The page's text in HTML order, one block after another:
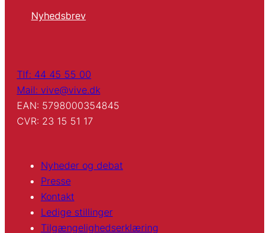
Nyhedsbrev
Tlf: 44 45 55 00
Mail: vive@vive.dk
EAN: 5798000354845
CVR: 23 15 51 17
Nyheder og debat
Presse
Kontakt
Ledige stillinger
Tilgængelighedserklæring